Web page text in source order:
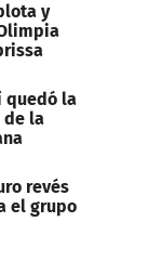
y
quedó la
de la
revés
el grupo